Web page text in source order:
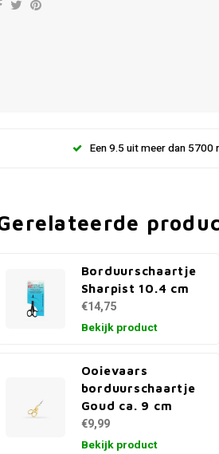
Een 9.5 uit meer dan 5700
Borduurschaartje
Sharpist 10.4 cm
€14,75
Bekijk product
Ooievaars
borduurschaartje
Goud ca. 9 cm
€9,99
Bekijk product